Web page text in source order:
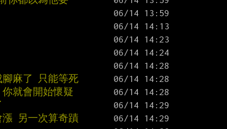
麻了 只能等死
就會開始懷疑
另一次算奇蹟